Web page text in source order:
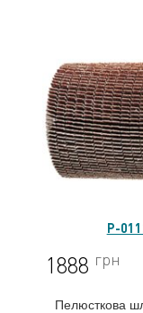
P-
1888 грн
Пелюсткова